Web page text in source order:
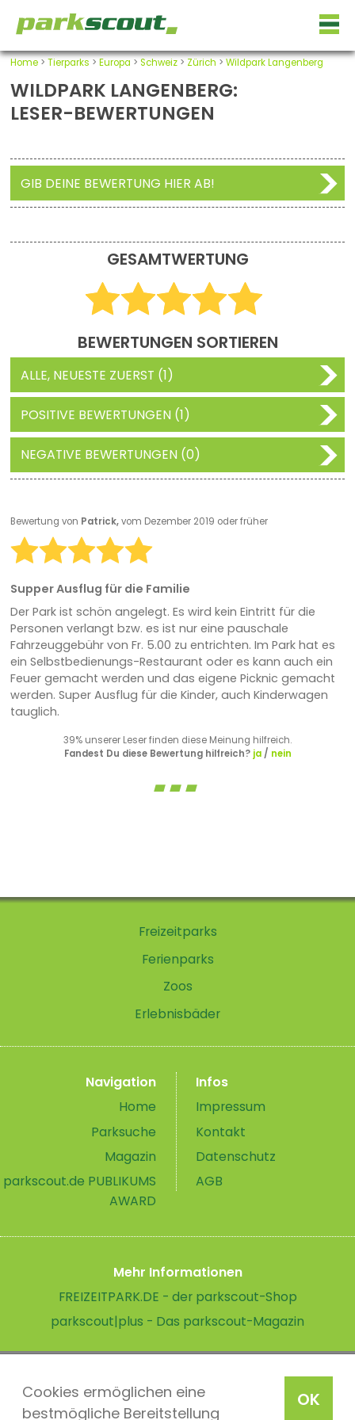
OK
Cookies ermöglichen eine
bestmögliche Bereitstellung
Home> Tierparks > Europa > Schweiz> Zürich > Wildpark Langenberg
WILDPARK LANGENBERG:
LESER-BEWERTUNGEN
GIB DEINE BEWERTUNG HIER AB!
GESAMTWERTUNG
BEWERTUNGEN SORTIEREN
ALLE, NEUESTE ZUERST (1)
POSITIVE BEWERTUNGEN (1)
NEGATIVE BEWERTUNGEN (0)
Bewertung von Patrick,vom Dezember 2019 oder früher
Supper Ausflug für die Familie
Der Park ist schön angelegt. Es wird kein Eintritt für die
Personen verlangt bzw. es ist nur eine pauschale
Fahrzeuggebühr von Fr. 5.00 zu entrichten. Im Park hat es
ein Selbstbedienungs-Restaurant oder es kann auch ein
Feuer gemacht werden und das eigene Picknic gemacht
werden. Super Ausflug für die Kinder, auch Kinderwagen
tauglich.
39% unserer Leser finden diese Meinung hilfreich.
Fandest Du diese Bewertung hilfreich? ja/ nein
Freizeitparks
Ferienparks
Zoos
Erlebnisbäder
Navigation
Home
Parksuche
Magazin
parkscout.de PUBLIKUMS
AWARD
Infos
Impressum
Kontakt
Datenschutz
AGB
Mehr Informationen
FREIZEITPARK.DE - der parkscout-Shop
parkscout|plus - Das parkscout-Magazin